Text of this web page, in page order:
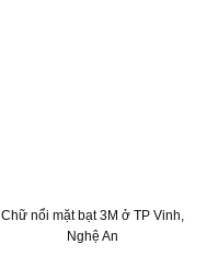
Chữ nổi mặt bạt 3M ở TP Vinh,
Nghệ An